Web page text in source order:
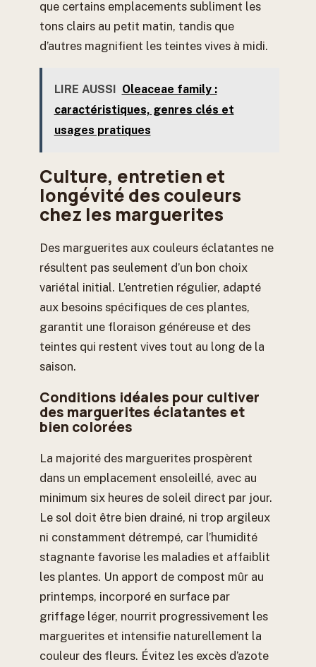
que certains emplacements subliment les
tons clairs au petit matin, tandis que
d’autres magnifient les teintes vives à midi.
LIRE AUSSI Oleaceae family :
caractéristiques, genres clés et
usages pratiques
Culture, entretien et
longévité des couleurs
chez les marguerites
Des marguerites aux couleurs éclatantes ne
résultent pas seulement d’un bon choix
variétal initial. L’entretien régulier, adapté
aux besoins spécifiques de ces plantes,
garantit une floraison généreuse et des
teintes qui restent vives tout au long de la
saison.
Conditions idéales pour cultiver
des marguerites éclatantes et
bien colorées
La majorité des marguerites prospèrent
dans un emplacement ensoleillé, avec au
minimum six heures de soleil direct par jour.
Le sol doit être bien drainé, ni trop argileux
ni constamment détrempé, car l’humidité
stagnante favorise les maladies et affaiblit
les plantes. Un apport de compost mûr au
printemps, incorporé en surface par
griffage léger, nourrit progressivement les
marguerites et intensifie naturellement la
couleur des fleurs. Évitez les excès d’azote